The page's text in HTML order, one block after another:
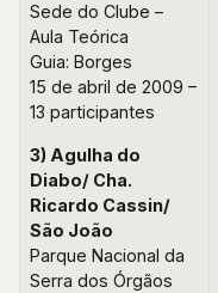
Sede do Clube –
Aula Teórica
Guia: Borges
15 de abril de 2009 –
13 participantes
3) Agulha do
Diabo/ Cha.
Ricardo Cassin/
São João
Parque Nacional da
Serra dos Órgãos